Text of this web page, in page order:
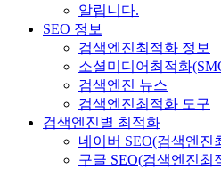
알립니다.
SEO 정보
검색엔진최적화 정보
소셜미디어최적화
검색엔진 뉴스
검색엔진최적화 도구
검색엔진별 최적화
네이버 SEO(검색엔진
구글 SEO(검색엔진최